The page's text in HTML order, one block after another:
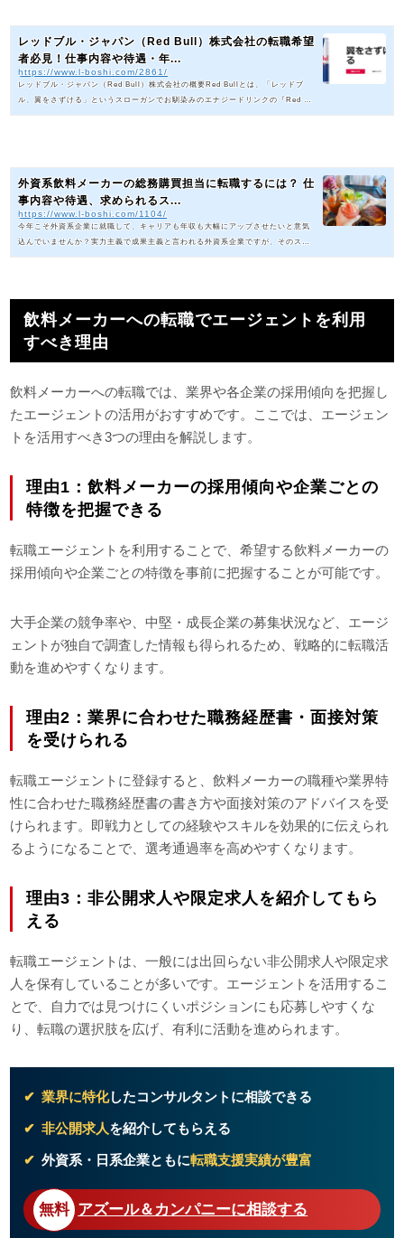
株式会社に転職するには、キャリア登録が必要これらのポイ...
レッドブル・ジャパン（Red Bull）株式会社の転職希望
者必見！仕事内容や待遇・年...
https://www.l-boshi.com/2861/
レッドブル・ジャパン（Red Bull）株式会社の概要Red Bullとは、「レッドブ
ル、翼をさずける」というスローガンでお馴染みのエナジードリンクの『Red Bu
ll』（清涼飲料水）の輸出入、及び販売を行う企業です。エナジードリンク市場
にも積極的であるという特徴もあります。エクストリームスポーツ、モー...
外資系飲料メーカーの総務購買担当に転職するには？ 仕
事内容や待遇、求められるス...
https://www.l-boshi.com/1104/
今年こそ外資系企業に就職して、キャリアも年収も大幅にアップさせたいと意気
込んでいませんか？実力主義で成果主義と言われる外資系企業ですが、そのスタ
イルがフィットする方にとってはこれ以上働き甲斐がある場所はないと感じるほ
ど深く解説していきます。ぜひ参考にして転職活動への第一歩を踏み出し...
飲料メーカーへの転職でエージェントを利用
すべき理由
飲料メーカーへの転職では、業界や各企業の採用傾向を把握し
たエージェントの活用がおすすめです。ここでは、エージェン
トを活用すべき3つの理由を解説します。
理由1：飲料メーカーの採用傾向や企業ごとの
特徴を把握できる
転職エージェントを利用することで、希望する飲料メーカーの
採用傾向や企業ごとの特徴を事前に把握することが可能です。
大手企業の競争率や、中堅・成長企業の募集状況など、エージ
ェントが独自で調査した情報も得られるため、戦略的に転職活
動を進めやすくなります。
理由2：業界に合わせた職務経歴書・面接対策
を受けられる
転職エージェントに登録すると、飲料メーカーの職種や業界特
性に合わせた職務経歴書の書き方や面接対策のアドバイスを受
けられます。即戦力としての経験やスキルを効果的に伝えられ
るようになることで、選考通過率を高めやすくなります。
理由3：非公開求人や限定求人を紹介してもら
える
転職エージェントは、一般には出回らない非公開求人や限定求
人を保有していることが多いです。エージェントを活用するこ
とで、自力では見つけにくいポジションにも応募しやすくな
り、転職の選択肢を広げ、有利に活動を進められます。
業界に特化したコンサルタントに相談できる
非公開求人を紹介してもらえる
外資系・日系企業ともに転職支援実績が豊富
アズール＆カンパニーに相談する